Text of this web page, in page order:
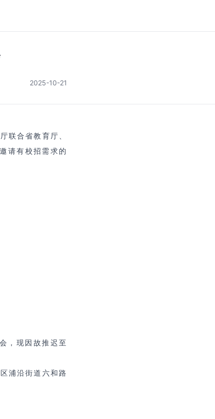
2025-10-21
联合省教育厅、
请有校招需求的
，现因故推迟至
浦沿街道六和路